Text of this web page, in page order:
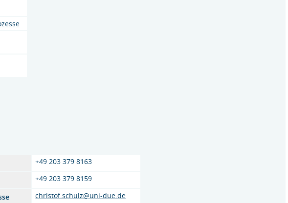
+49 203 379 8163
+49 203 379 8159
christof.schulz@uni-due.de